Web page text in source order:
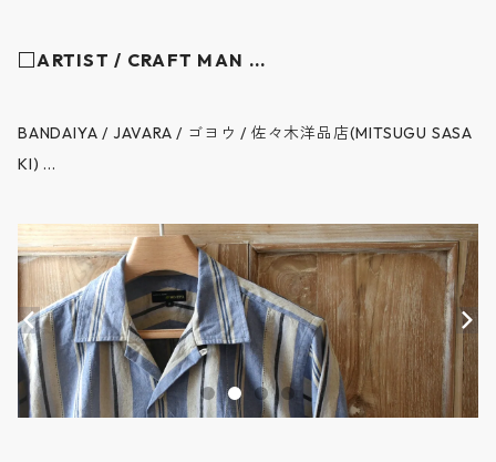
□ARTIST / CRAFT MAN ...
BANDAIYA / JAVARA / ゴヨウ / 佐々木洋品店(MITSUGU SASA
KI) ...